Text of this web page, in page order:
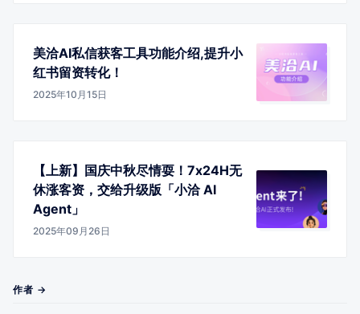
美洽AI私信获客工具功能介绍,提升小
红书留资转化！
2025年10月15日
【上新】国庆中秋尽情耍！7x24H无
休涨客资，交给升级版「小洽 AI
Agent」
2025年09月26日
作者 →